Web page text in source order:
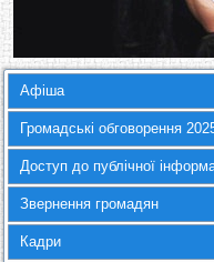
Афіша
Громадські обговорення
Доступ до публічної
Звернення громадян
Кадри